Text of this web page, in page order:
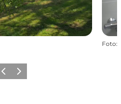
Foto:
ForrigeNæste